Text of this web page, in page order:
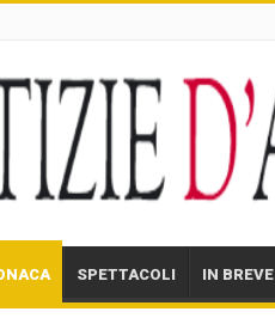
SPETTACOLI IN BREVE